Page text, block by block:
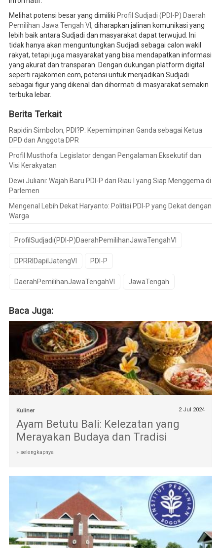
Melihat potensi besar yang dimiliki Profil Sudjadi (PDI-P) Daerah
Pemilihan Jawa Tengah VI, diharapkan jalinan komunikasi yang
lebih baik antara Sudjadi dan masyarakat dapat terwujud. Ini
tidak hanya akan menguntungkan Sudjadi sebagai calon wakil
rakyat, tetapi juga masyarakat yang bisa mendapatkan informasi
yang akurat dan transparan. Dengan dukungan platform digital
seperti rajakomen.com, potensi untuk menjadikan Sudjadi
sebagai figur yang dikenal dan dihormati di masyarakat semakin
terbuka lebar.
Berita Terkait
Rapidin Simbolon, PDI?P: Kepemimpinan Ganda sebagai Ketua
DPD dan Anggota DPR
Profil Musthofa: Legislator dengan Pengalaman Eksekutif dan
Visi Kerakyatan
Dewi Juliani: Wajah Baru PDI-P dari Riau I yang Siap Menggema di
Parlemen
Mengenal Lebih Dekat Haryanto: Politisi PDI-P yang Dekat dengan
Warga
ProfilSudjadi(PDI-P)DaerahPemilihanJawaTengahVI
DPRRIDapilJatengVI PDI-P
DaerahPemilihanJawaTengahVI JawaTengah
Baca Juga:
Kuliner 2 Jul 2024
Ayam Betutu Bali: Kelezatan yang
Merayakan Budaya dan Tradisi
» selengkapnya